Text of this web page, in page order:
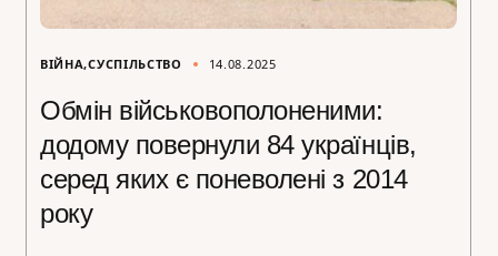
ВІЙНА СУСПІЛЬСТВО 14.08.2025
Обмін військовополоненими:
додому повернули 84 українців,
серед яких є поневолені з 2014
року